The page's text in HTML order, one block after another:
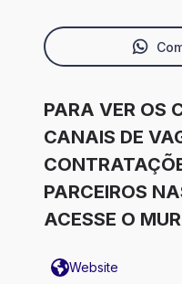
PARA VER OS
CANAIS DE
PARCEIROS
ACESSE O
Website